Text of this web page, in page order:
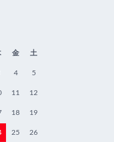
金 土
4 5
11 12
18 19
25 26